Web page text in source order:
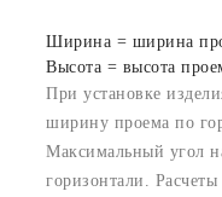
Ширина = ширина
Высота = высота
При установке
ширину проема по
Максимальный угол
горизонтали.